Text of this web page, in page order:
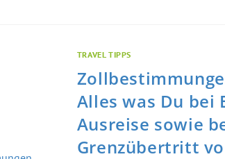
TRAVEL TIPPS
Alles was Du bei
Ausreise sowie
Grenzübertritt